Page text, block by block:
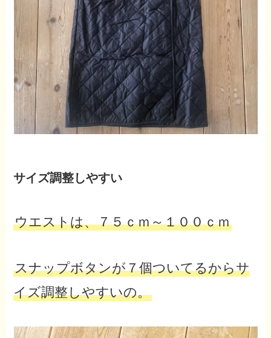
サイズ調整しやすい
ウエストは、７５ｃｍ～１００ｃｍ
スナップボタンが７個ついてるからサ
イズ調整しやすいの。